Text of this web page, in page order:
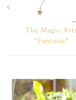
The Magic
“Fantasia”